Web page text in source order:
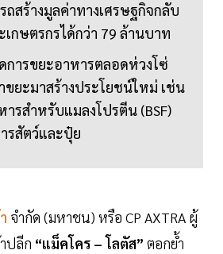
ถสร้างมูลค่าทางเศรษฐกิจกลับ
กษตรกรได้กว่า 79 ล้านบาท
การขยะอาหารตลอดห่วงโซ่
ยะมาสร้างประโยชน์ใหม่ เช่น
ารสำหรับแมลงโปรตีน (BSF)
รสัตว์และปุ๋ย
จำกัด (มหาชน) หรือ CP AXTRA ผู้
ปลีก “แม็คโคร – โลตัส” ตอกย้ำ